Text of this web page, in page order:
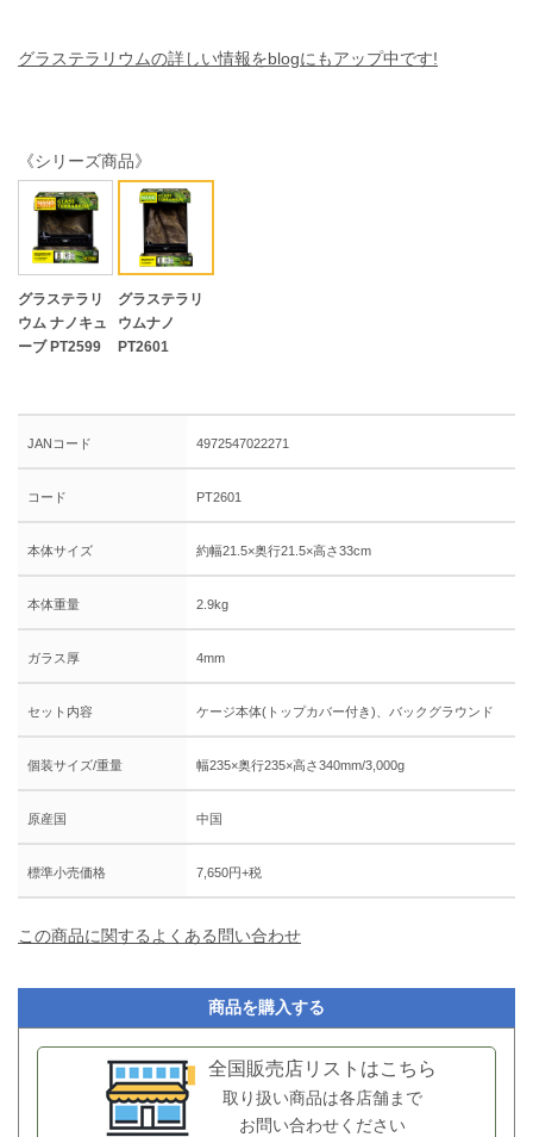
グラステラリウムの詳しい情報をblogにもアップ中です!
《シリーズ商品》
グラステラリ
ウム ナノキュ
ーブ PT2599
グラステラリ
ウムナノ
PT2601
JANコード 4972547022271
コード PT2601
本体サイズ 約幅21.5×奥行21.5×高さ33cm
本体重量 2.9kg
ガラス厚 4mm
セット内容 ケージ本体(トップカバー付き)、バックグラウンド
個装サイズ/重量 幅235×奥行235×高さ340mm/3,000g
原産国 中国
標準小売価格 7,650円+税
この商品に関するよくある問い合わせ
商品を購入する
全国販売店リストはこちら
取り扱い商品は各店舗まで
お問い合わせください